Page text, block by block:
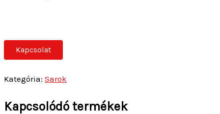
Kapcsolat
Kategória: Sarok
Kapcsolódó termékek